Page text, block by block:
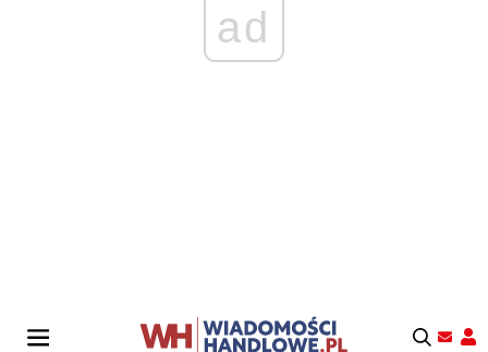
ad